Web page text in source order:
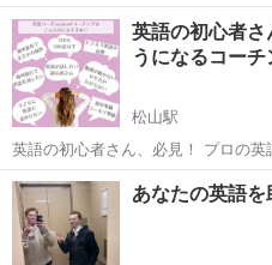
別指導をしています！ 中高生向け
「学校の英語がわからない…」 「
に向けて基礎からやり直...
愛媛 松山市 伊予北条駅
英語の初心者さ
うになるコー
松山駅
英語の初心者さん、必見！ プロの
要な英語力が身に付くコーチングの一部を大公開
悩みをご相談いただけます！ 【こんな方におすすめ！】 ★海外旅行に
行きたい ★...
愛媛 松山市 松山駅 英会
あなたの英語を